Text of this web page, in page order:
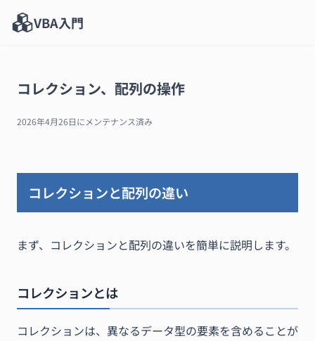
VBA入門
コレクション、配列の操作
2026年4月26日にメンテナンス済み
コレクションと配列の違い
まず、コレクションと配列の違いを簡単に説明します。
コレクションとは
コレクションは、異なるデータ型の要素を含めることが